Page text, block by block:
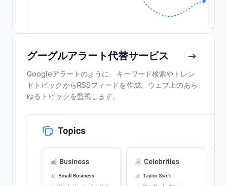
グーグルアラート代替サービス
Googleアラートのように、キーワード検索やトレン
ドトピックからRSSフィードを作成。ウェブ上のあら
ゆるトピックを監視します。